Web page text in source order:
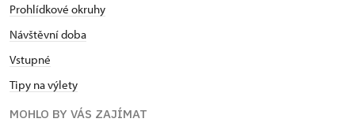
Prohlídkové okruhy
Návštěvní doba
Vstupné
Tipy na výlety
MOHLO BY VÁS ZAJÍMAT